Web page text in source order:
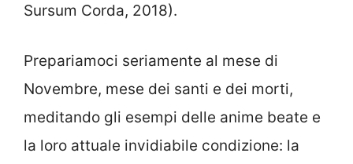
Sursum Corda, 2018).
Prepariamoci seriamente al mese di
Novembre, mese dei santi e dei morti,
meditando gli esempi delle anime beate e
la loro attuale invidiabile condizione: la